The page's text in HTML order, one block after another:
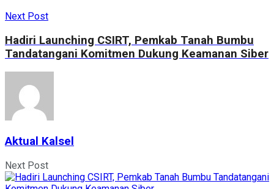
Next Post
Hadiri Launching CSIRT, Pemkab Tanah Bumbu
Tandatangani Komitmen Dukung Keamanan Siber
Aktual Kalsel
Next Post